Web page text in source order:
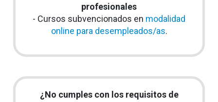
profesionales
- Cursos subvencionados en modalidad
online para desempleados/as.
¿No cumples con los requisitos de